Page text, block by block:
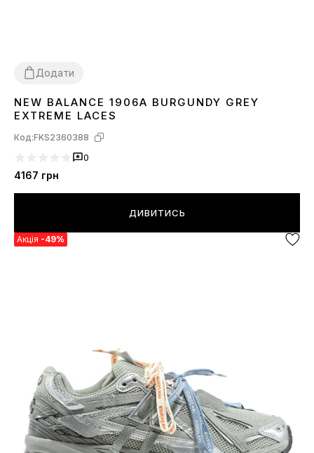
Додати
3637 3839404142 4344 45
NEW BALANCE 1906A BURGUNDY GREY
EXTREME LACES
Код:FKS2360388
0
4167 грн
ДИВИТИСЬ
Акція -49%